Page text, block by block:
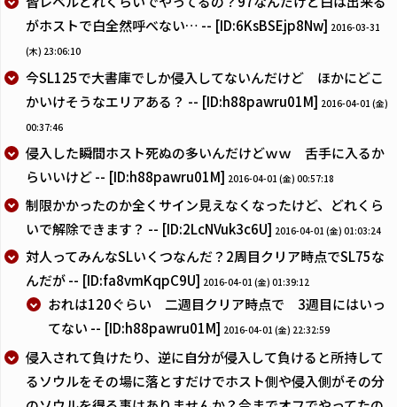
がホストで白全然呼べない… -- [ID:6KsBSEjp8Nw] 2016-03-31
(木) 23:06:10
今SL125で大書庫でしか侵入してないんだけど ほかにどこ
かいけそうなエリアある？ -- [ID:h88pawru01M] 2016-04-01 (金)
00:37:46
侵入した瞬間ホスト死ぬの多いんだけどｗｗ 舌手に入るか
らいいけど -- [ID:h88pawru01M] 2016-04-01 (金) 00:57:18
制限かかったのか全くサイン見えなくなったけど、どれくら
いで解除できます？ -- [ID:2LcNVuk3c6U] 2016-04-01 (金) 01:03:24
対人ってみんなSLいくつなんだ？2周目クリア時点でSL75な
んだが -- [ID:fa8vmKqpC9U] 2016-04-01 (金) 01:39:12
おれは120ぐらい 二週目クリア時点で 3週目にはいっ
てない -- [ID:h88pawru01M] 2016-04-01 (金) 22:32:59
侵入されて負けたり、逆に自分が侵入して負けると所持して
るソウルをその場に落とすだけでホスト側や侵入側がその分